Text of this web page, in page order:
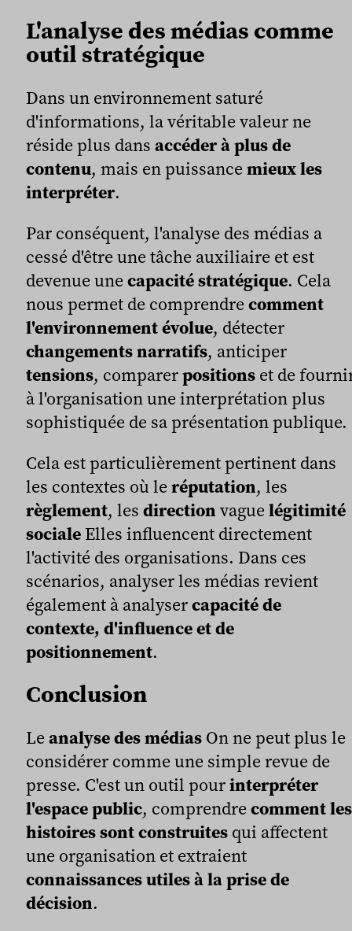
L'analyse des médias comme
outil stratégique
Dans un environnement saturé
d'informations, la véritable valeur ne
réside plus dans accéder à plus de
contenu, mais en puissance mieux les
interpréter.
Par conséquent, l'analyse des médias a
cessé d'être une tâche auxiliaire et est
devenue une capacité stratégique. Cela
nous permet de comprendre comment
l'environnement évolue, détecter
changements narratifs, anticiper
tensions, comparerpositions et de
à l'organisation une interprétation plus
sophistiquée de sa présentation publique.
Cela est particulièrement pertinent dans
les contextes où le réputation, les
règlement, les direction vague légitimité
sociale Elles influencent directement
l'activité des organisations. Dans ces
scénarios, analyser les médias revient
également à analysercapacité de
contexte, d'influence et de
positionnement.
Conclusion
Le analyse des médias On ne peut plus le
considérer comme une simple revue de
presse. C'est un outil pourinterpréter
l'espace public, comprendre comment les
histoires sont construites qui affectent
une organisation et extraient
connaissances utiles à la prise de
décision.